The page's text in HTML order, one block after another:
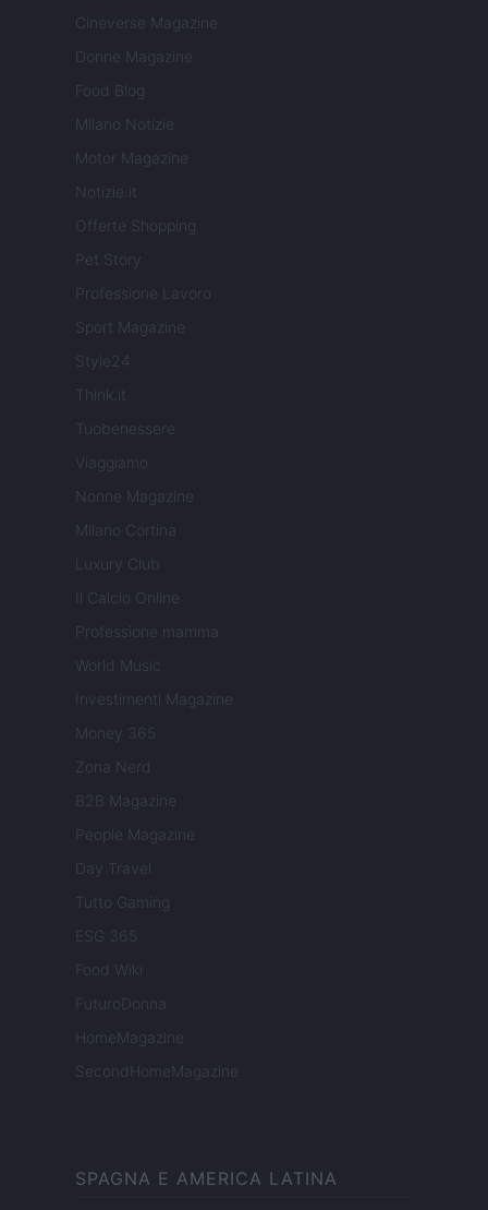
Cineverse Magazine
Donne Magazine
Food Blog
Milano Notizie
Motor Magazine
Notizie.it
Offerte Shopping
Pet Story
Professione Lavoro
Sport Magazine
Style24
Think.it
Tuobenessere
Viaggiamo
Nonne Magazine
Milano Cortina
Luxury Club
Il Calcio Online
Professione mamma
World Music
Investimenti Magazine
Money 365
Zona Nerd
B2B Magazine
People Magazine
Day Travel
Tutto Gaming
ESG 365
Food Wiki
FuturoDonna
HomeMagazine
SecondHomeMagazine
SPAGNA E AMERICA LATINA